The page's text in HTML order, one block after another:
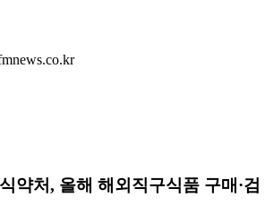
식약처, 올해 해외직구식품 구매·검